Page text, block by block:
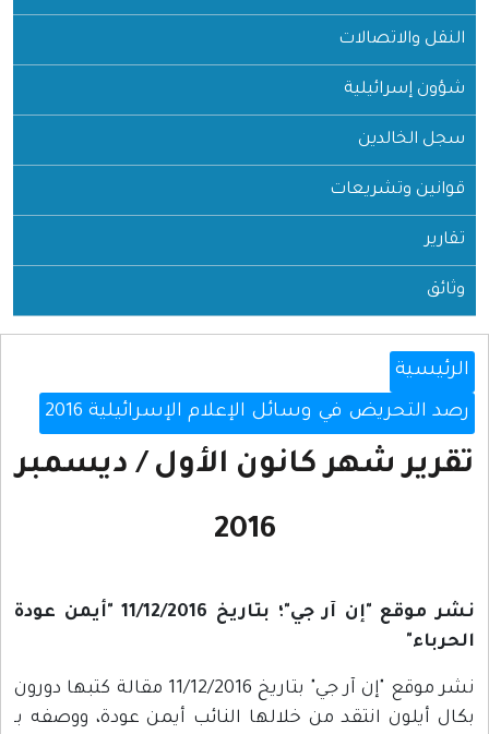
النقل والاتصالات
شؤون إسرائيلية
سجل الخالدين
قوانين وتشريعات
تقارير
وثائق
الرئيسية
رصد التحريض في وسائل الإعلام الإسرائيلية 2016
تقرير شهر كانون الأول / ديسمبر
2016
نشر موقع "إن آر جي"؛ بتاريخ 11/12/2016 "أيمن عودة
الحرباء"
نشر موقع "إن آر جي" بتاريخ 11/12/2016 مقالة كتبها دورون
بكال أيلون انتقد من خلالها النائب أيمن عودة، ووصفه بـ